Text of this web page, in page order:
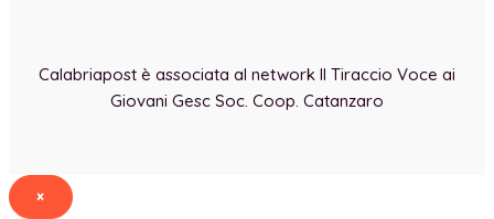
Calabriapost è associata al network Il Tiraccio Voce ai
Giovani Gesc Soc. Coop. Catanzaro
×